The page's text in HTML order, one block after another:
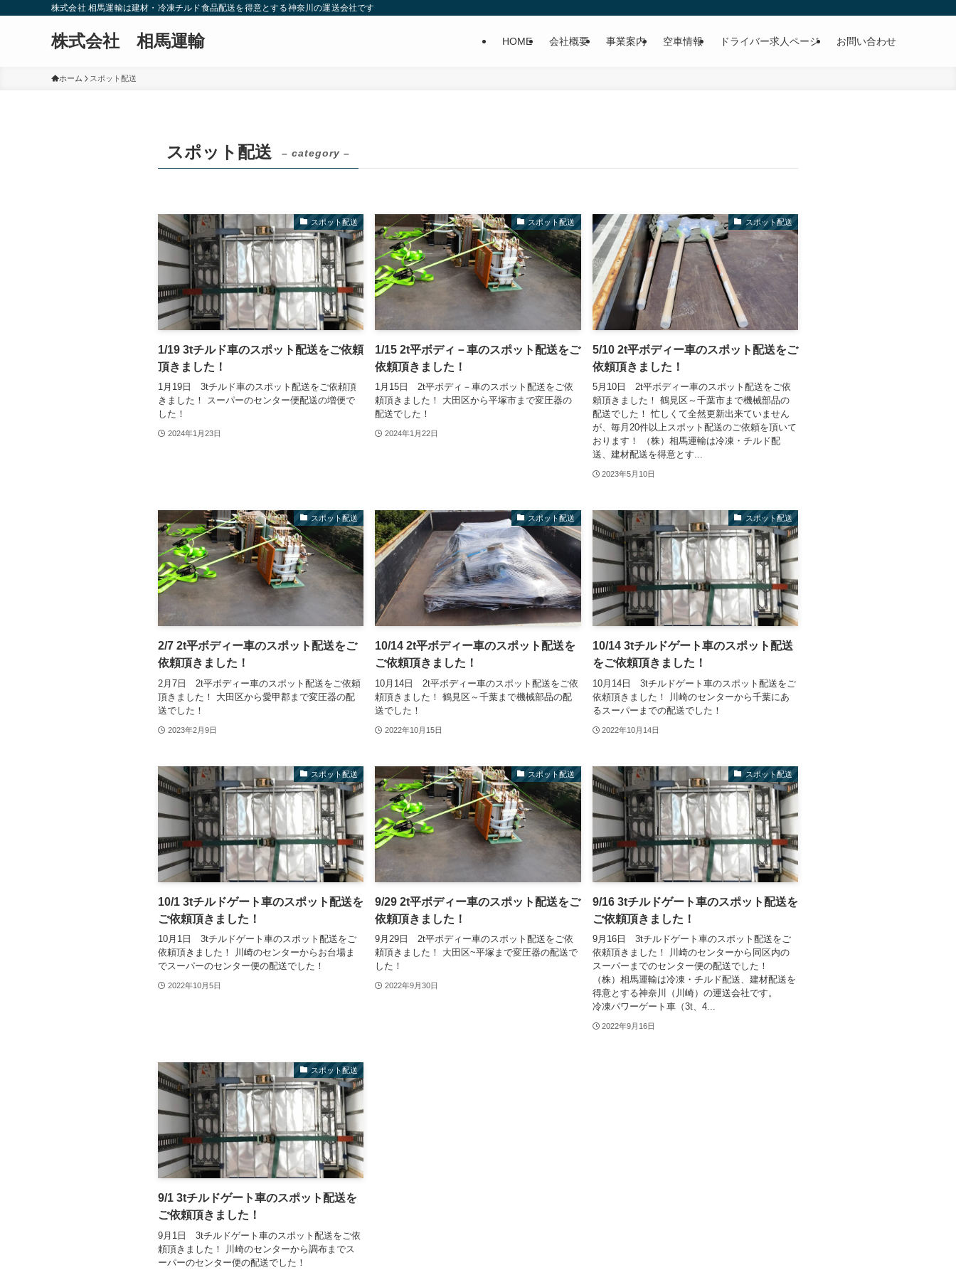
株式会社 相馬運輸は建材・冷凍チルド食品配送を得意とする神奈川の運送会社です
株式会社 相馬運輸 HOME 会社概要 事業案内 空車情報 ドライバー求人ページ お問い合わせ
ホーム スポット配送
スポット配送 – category –
スポット配送
1/19 3tチルド車のスポット配送をご依頼
頂きました！
1月19日 3tチルド車のスポット配送をご依頼頂
きました！ スーパーのセンター便配送の増便で
した！
2024年1月23日
スポット配送
1/15 2t平ボディ－車のスポット配送をご
依頼頂きました！
1月15日 2t平ボディ－車のスポット配送をご依
頼頂きました！ 大田区から平塚市まで変圧器の
配送でした！
2024年1月22日
スポット配送
5/10 2t平ボディー車のスポット配送をご
依頼頂きました！
5月10日 2t平ボディー車のスポット配送をご依
頼頂きました！ 鶴見区～千葉市まで機械部品の
配送でした！ 忙しくて全然更新出来ていません
が、毎月20件以上スポット配送のご依頼を頂いて
おります！ （株）相馬運輸は冷凍・チルド配
送、建材配送を得意とす...
2023年5月10日
スポット配送
2/7 2t平ボディー車のスポット配送をご
依頼頂きました！
2月7日 2t平ボディー車のスポット配送をご依頼
頂きました！ 大田区から愛甲郡まで変圧器の配
送でした！
2023年2月9日
スポット配送
10/14 2t平ボディー車のスポット配送を
ご依頼頂きました！
10月14日 2t平ボディー車のスポット配送をご依
頼頂きました！ 鶴見区～千葉まで機械部品の配
送でした！
2022年10月15日
スポット配送
10/14 3tチルドゲート車のスポット配送
をご依頼頂きました！
10月14日 3tチルドゲート車のスポット配送をご
依頼頂きました！ 川崎のセンターから千葉にあ
るスーパーまでの配送でした！
2022年10月14日
スポット配送
10/1 3tチルドゲート車のスポット配送を
ご依頼頂きました！
10月1日 3tチルドゲート車のスポット配送をご
依頼頂きました！ 川崎のセンターからお台場ま
でスーパーのセンター便の配送でした！
2022年10月5日
スポット配送
9/29 2t平ボディー車のスポット配送をご
依頼頂きました！
9月29日 2t平ボディー車のスポット配送をご依
頼頂きました！ 大田区~平塚まで変圧器の配送で
した！
2022年9月30日
スポット配送
9/16 3tチルドゲート車のスポット配送を
ご依頼頂きました！
9月16日 3tチルドゲート車のスポット配送をご
依頼頂きました！ 川崎のセンターから同区内の
スーパーまでのセンター便の配送でした！
（株）相馬運輸は冷凍・チルド配送、建材配送を
得意とする神奈川（川崎）の運送会社です。
冷凍パワーゲート車（3t、4...
2022年9月16日
スポット配送
9/1 3tチルドゲート車のスポット配送を
ご依頼頂きました！
9月1日 3tチルドゲート車のスポット配送をご依
頼頂きました！ 川崎のセンターから調布までス
ーパーのセンター便の配送でした！